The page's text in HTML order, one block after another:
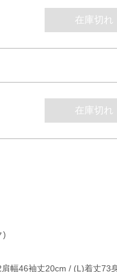
在庫切れ
在庫切れ
)
幅46袖丈20cm / (L)着丈73